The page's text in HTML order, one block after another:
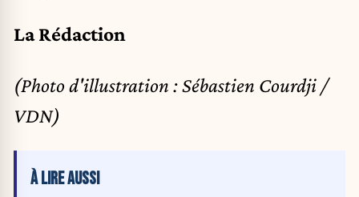
La Rédaction
(Photo d'illustration : Sébastien Courdji /
VDN)
À LIRE AUSSI